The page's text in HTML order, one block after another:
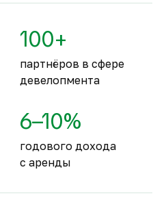
жизни
в мире.
100+
партнёров в сфере
девелопмента
6–10%
годового дохода
с аренды